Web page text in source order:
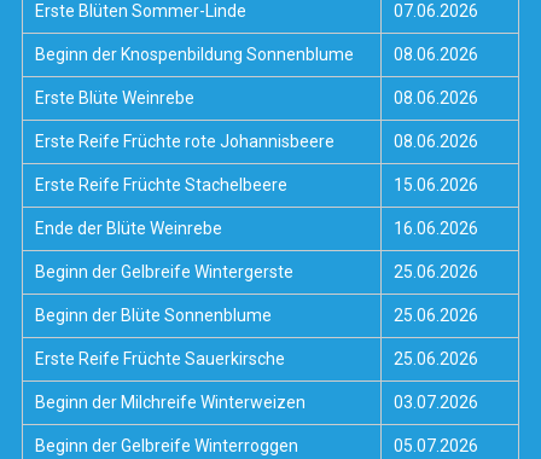
Erste Blüten Sommer-Linde 07.06.2026
Beginn der Knospenbildung Sonnenblume 08.06.2026
Erste Blüte Weinrebe 08.06.2026
Erste Reife Früchte rote Johannisbeere 08.06.2026
Erste Reife Früchte Stachelbeere 15.06.2026
Ende der Blüte Weinrebe 16.06.2026
Beginn der Gelbreife Wintergerste 25.06.2026
Beginn der Blüte Sonnenblume 25.06.2026
Erste Reife Früchte Sauerkirsche 25.06.2026
Beginn der Milchreife Winterweizen 03.07.2026
Beginn der Gelbreife Winterroggen 05.07.2026